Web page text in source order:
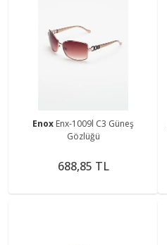
Enox Enx-1009l C3 Güneş
Gözlüğü
688,85 TL